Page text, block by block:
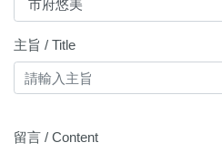
主旨 / Title
留言 / Content